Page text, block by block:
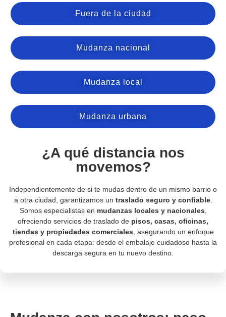
Fuera de la ciudad
Mudanza nacional
Mudanza local
Mudanza urbana
¿A qué distancia nos
movemos?
Independientemente de si te mudas dentro de un mismo barrio o
a otra ciudad, garantizamos un traslado seguro y confiable.
Somos especialistas en mudanzas locales y nacionales
ofreciendo servicios de traslado de pisos, casas, oficinas,
tiendas y propiedades comerciales , asegurando un enfoque
profesional en cada etapa: desde el embalaje cuidadoso hasta la
descarga segura en tu nuevo destino.